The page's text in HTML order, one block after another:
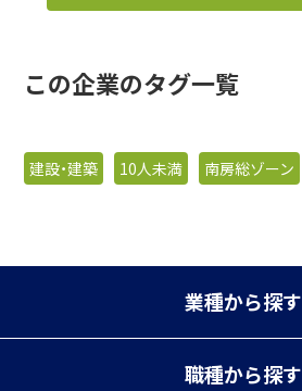
この企業のタグ一覧
建設・建築 10人未満 南房総ゾーン
業種から探す
職種から探す